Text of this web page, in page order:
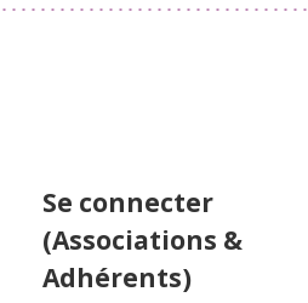
Se connecter
(Associations &
Adhérents)